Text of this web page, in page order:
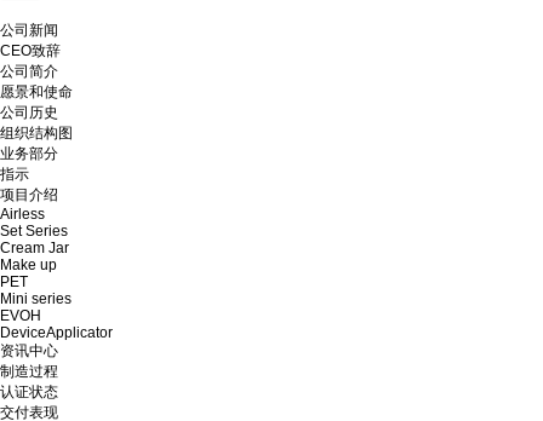
公司新闻
CEO致辞
公司简介
愿景和使命
公司历史
组织结构图
业务部分
指示
项目介绍
Airless
Set Series
Cream Jar
Make up
PET
Mini series
EVOH
DeviceApplicator
资讯中心
制造过程
认证状态
交付表现